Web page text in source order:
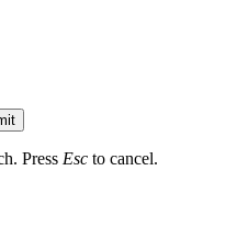
Press Esc to cancel.